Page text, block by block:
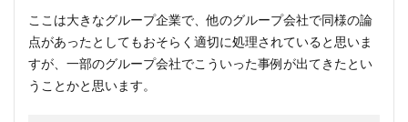
ここは大きなグループ企業で、他のグループ会社で同様の論
点があったとしてもおそらく適切に処理されていると思いま
すが、一部のグループ会社でこういった事例が出てきたとい
うことかと思います。